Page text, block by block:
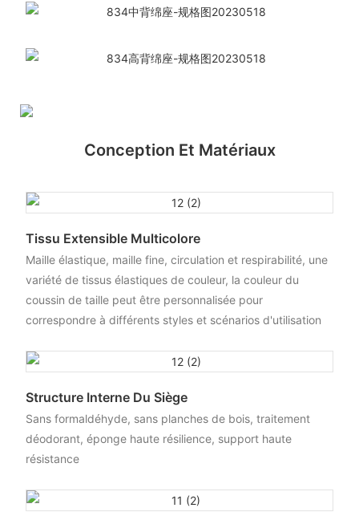
Conception Et Matériaux
Tissu Extensible Multicolore
Maille élastique, maille fine, circulation et respirabilité, une
variété de tissus élastiques de couleur, la couleur du
coussin de taille peut être personnalisée pour
correspondre à différents styles et scénarios d'utilisation
Structure Interne Du Siège
Sans formaldéhyde, sans planches de bois, traitement
déodorant, éponge haute résilience, support haute
résistance